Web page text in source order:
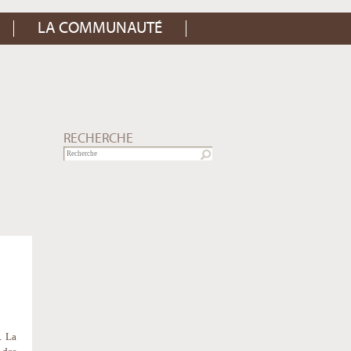
LA COMMUNAUTÉ
RECHERCHE
La